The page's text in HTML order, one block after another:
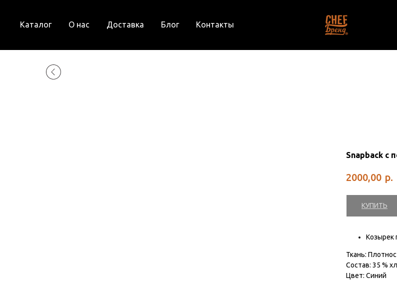
Каталог О нас Доставка Блог Контакты
Snapback с
2000,00 р.
КУПИТЬ
Козырек
Ткань:
Состав: 35 %
Цвет: Синий